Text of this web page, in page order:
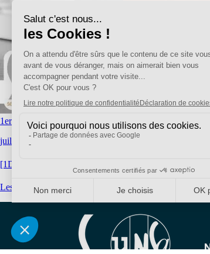
1er degré, Accompagnement, Avancement / Promotions
juillet 17, 2026|AISNE
[1D 02] Tableaux d’avancement Hors classe et Classe
Les tableaux d’avancement à la hors-classe et à la